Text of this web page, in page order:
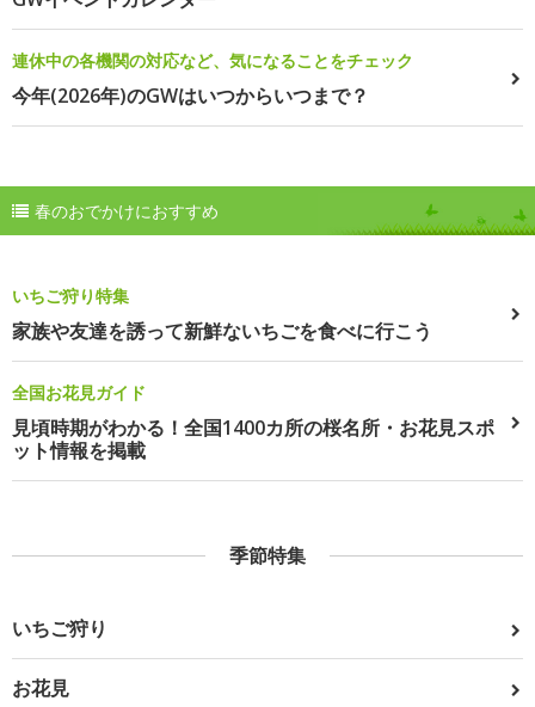
連休中の各機関の対応など、気になることをチェック
今年(2026年)のGWはいつからいつまで？
春のおでかけにおすすめ
いちご狩り特集
家族や友達を誘って新鮮ないちごを食べに行こう
全国お花見ガイド
見頃時期がわかる！全国1400カ所の桜名所・お花見スポ
ット情報を掲載
季節特集
いちご狩り
お花見